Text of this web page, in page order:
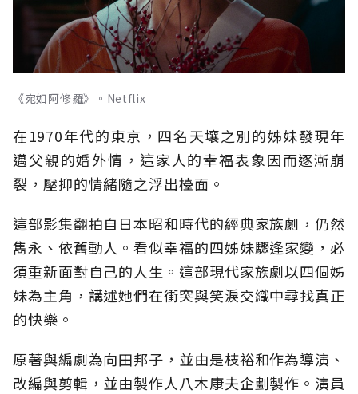
《宛如阿修羅》。Netflix
在1970年代的東京，四名天壤之別的姊妹發現年
邁父親的婚外情，這家人的幸福表象因而逐漸崩
裂，壓抑的情緒隨之浮出檯面。
這部影集翻拍自日本昭和時代的經典家族劇，仍然
雋永、依舊動人。看似幸福的四姊妹驟逢家變，必
須重新面對自己的人生。這部現代家族劇以四個姊
妹為主角，講述她們在衝突與笑淚交織中尋找真正
的快樂。
原著與編劇為向田邦子，並由是枝裕和作為導演、
改編與剪輯，並由製作人八木康夫企劃製作。演員